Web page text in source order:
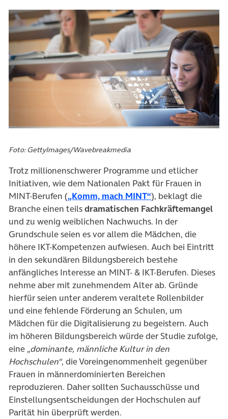
Foto: GettyImages/Wavebreakmedia
Trotz millionenschwerer Programme und etlicher
Initiativen, wie dem Nationalen Pakt für Frauen in
MINT-Berufen („Komm, mach MINT“(öffnet in neuem
), beklagt die
Branche einen teilsdramatischen Fachkräftemangel
und zu wenig weiblichen Nachwuchs. In der
Grundschule seien es vor allem die Mädchen, die
höhere IKT-Kompetenzen aufwiesen. Auch bei Eintritt
in den sekundären Bildungsbereich bestehe
anfängliches Interesse an MINT- & IKT-Berufen. Dieses
nehme aber mit zunehmendem Alter ab. Gründe
hierfür seien unter anderem veraltete Rollenbilder
und eine fehlende Förderung an Schulen, um
Mädchen für die Digitalisierung zu begeistern. Auch
im höheren Bildungsbereich würde der Studie zufolge,
eine „dominante, männliche Kultur in den
Hochschulen“, die Voreingenommenheit gegenüber
Frauen in männerdominierten Bereichen
reproduzieren. Daher sollten Suchausschüsse und
Einstellungsentscheidungen der Hochschulen auf
Parität hin überprüft werden.